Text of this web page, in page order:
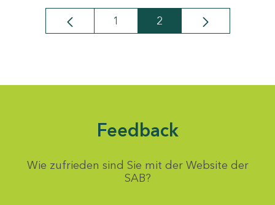
Seite
1 Seite
2
Feedback
Wie zufrieden sind Sie mit der Website der
SAB?